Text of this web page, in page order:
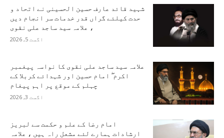
شہید قائد عارف حسین الحسینی نے اتحاد و
حدت کیلئے گراں قدر خدمات سر انجام دیں
، علامہ سید ساجد علی نقوی
اگست 5, 2026
علامہ سید ساجد علی نقوی کا نواسہ پیغمبر
اکرم ۖ امام حسین اور شہدائے کربلا کے
چہلم کے موقع پر اہم پیغام
اگست 3, 2026
امام رضا کے علم و حکمت سے لبریز
ارشادات ہمارے لئے مشعل راہ ہیں ، علامہ